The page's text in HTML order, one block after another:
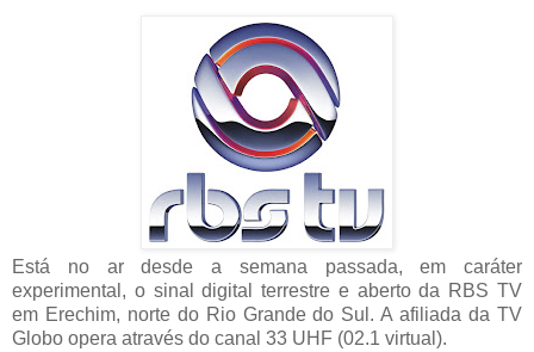
Está no ar desde a semana passada, em caráter
experimental, o sinal digital terrestre e aberto da RBS TV
em Erechim, norte do Rio Grande do Sul. A afiliada da TV
Globo opera através do canal 33 UHF (02.1 virtual).